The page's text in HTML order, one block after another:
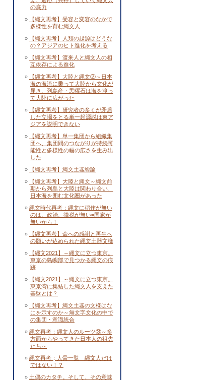
の底力
【縄文再考】受容と変容のなかで
多様性を育む縄文人
【縄文再考】人類の起源はどうな
の？アジアのヒト進化を考える
【縄文再考】渡来人と縄文人の相
互依存による進化
【縄文再考】大陸と縄文②～日本
海の海流に乗って大陸から文化が
届き、列島産・黒曜石は海を渡っ
て大陸に広がった
【縄文再考】研究者の多くが矛盾
した立場をとる単一起源説は東ア
ジアを説明できない
【縄文再考】単一集団から組織集
団へ、集団間のつながりが持続可
能性と多様性の幅の広さを生み出
した
【縄文再考】縄文土器総論
【縄文再考】大陸と縄文～縄文前
期から列島と大陸は関わり合い、
日本海を囲む文化圏があった
縄文時代再考：縄文に稲作が無い
のは、政治、徴税が無い=国家が
無いから！
【縄文再考】命への感謝と再生へ
の願いが込められた縄文土器文様
【縄文2021】～縄文に立つ東京。
東京の島嶼部で見つかる縄文の痕
跡
【縄文2021】～縄文に立つ東京。
東京湾に集結した縄文人を支えた
基盤とは？
【縄文再考】縄文土器の文様はな
にを示すのか～無文字文化の中で
の集団・意識統合
縄文再考：縄文人のルーツ③～多
方面からやってきた日本人の祖先
たち～
縄文再考；人骨一覧 縄文人だけ
ではない！？
土偶のカタチ。そして、その意味